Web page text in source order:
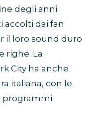
degli anni
accolti dai fan
il loro sound duro
righe. La
City ha anche
italiana, con le
programmi